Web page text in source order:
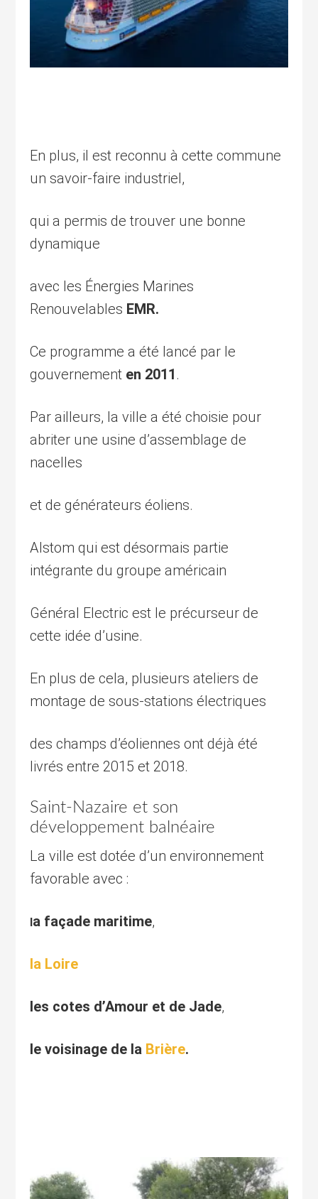
En plus, il est reconnu à cette commune
un savoir-faire industriel,
qui a permis de trouver une bonne
dynamique
avec les Énergies Marines
Renouvelables EMR.
Ce programme a été lancé par le
gouvernement en 2011 .
Par ailleurs, la ville a été choisie pour
abriter une usine d’assemblage de
nacelles
et de générateurs éoliens.
Alstom qui est désormais partie
intégrante du groupe américain
Général Electric est le précurseur de
cette idée d’usine.
En plus de cela, plusieurs ateliers de
montage de sous-stations électriques
des champs d’éoliennes ont déjà été
livrés entre 2015 et 2018.
Saint-Nazaire et son
développement balnéaire
La ville est dotée d’un environnement
favorable avec :
la façade maritime,
la Loire
les cotes d’Amour et de Jade,
le voisinage de la Brière.